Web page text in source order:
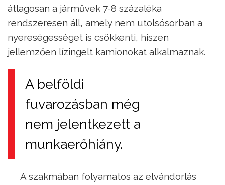
átlagosan a járművek 7-8 százaléka
rendszeresen áll, amely nem utolsósorban a
nyereségességet is csökkenti, hiszen
jellemzően lízingelt kamionokat alkalmaznak.
A belföldi
fuvarozásban még
nem jelentkezett a
munkaerőhiány.
A szakmában folyamatos az elvándorlás